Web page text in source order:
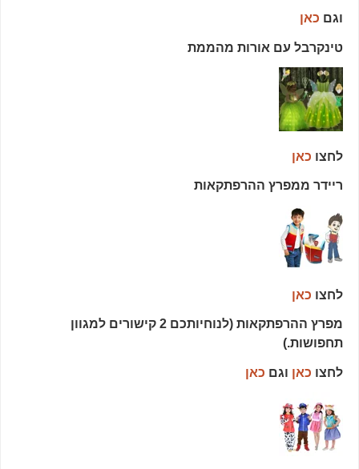
וגם כאן
טינקרבל עם אורות מהממת
לחצו כאן
ריידר ממפרץ ההרפתקאות
לחצו כאן
מפרץ ההרפתקאות (לנוחיותכם 2 קישורים למגוון
תחפושות.)
לחצו כאן וגם כאן